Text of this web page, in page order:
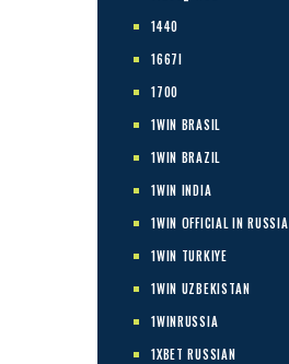
1440
1667I
1700
1WIN BRASIL
1WIN BRAZIL
1WIN INDIA
1WIN OFFICIAL IN RUSSIA
1WIN TURKIYE
1WIN UZBEKISTAN
1WINRUSSIA
1XBET RUSSIAN